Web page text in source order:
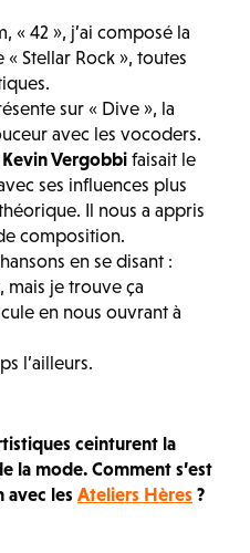
« 42 », j’ai composé la
Stellar Rock », toutes
sur « Dive », la
avec les vocoders.
Kevin Vergobbi faisait le
ses influences plus
Il nous a appris
composition.
en se disant :
mais je trouve ça
en nous ouvrant à
l’ailleurs.
ceinturent la
la mode. Comment s’est
les Ateliers Hères ?